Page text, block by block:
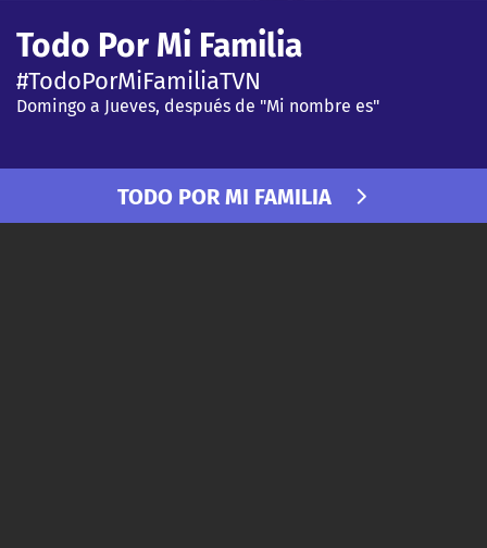
TVN VERTICAL
TVN PLAY
TELESERIES
Todo Por Mi Familia
#TodoPorMiFamiliaTVN
Domingo a Jueves, después de "Mi nombre es"
TODO POR MI FAMILIA